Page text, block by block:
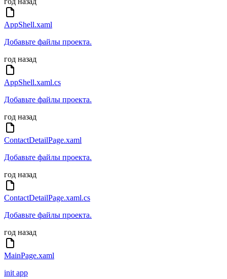
AppShell.xaml
Добавьте файлы проекта.
год назад
AppShell.xaml.cs
Добавьте файлы проекта.
год назад
ContactDetailPage.xaml
Добавьте файлы проекта.
год назад
ContactDetailPage.xaml.cs
Добавьте файлы проекта.
год назад
MainPage.xaml
init app